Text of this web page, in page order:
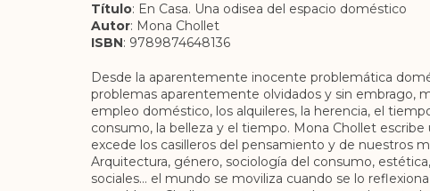
Título: En Casa. Una odisea del espacio doméstico
Autor: Mona Chollet
ISBN: 9789874648136
Desde la aparentemente inocente problemática
problemas aparentemente olvidados y sin embrago,
empleo doméstico, los alquileres, la herencia, el
consumo, la belleza y el tiempo. Mona Chollet
excede los casilleros del pensamiento y de nuestros
Arquitectura, género, sociología del consumo,
sociales… el mundo se moviliza cuando se lo